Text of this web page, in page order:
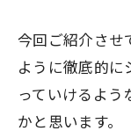
今回ご紹介させ
ように徹底的に
っていけるよう
かと思います。